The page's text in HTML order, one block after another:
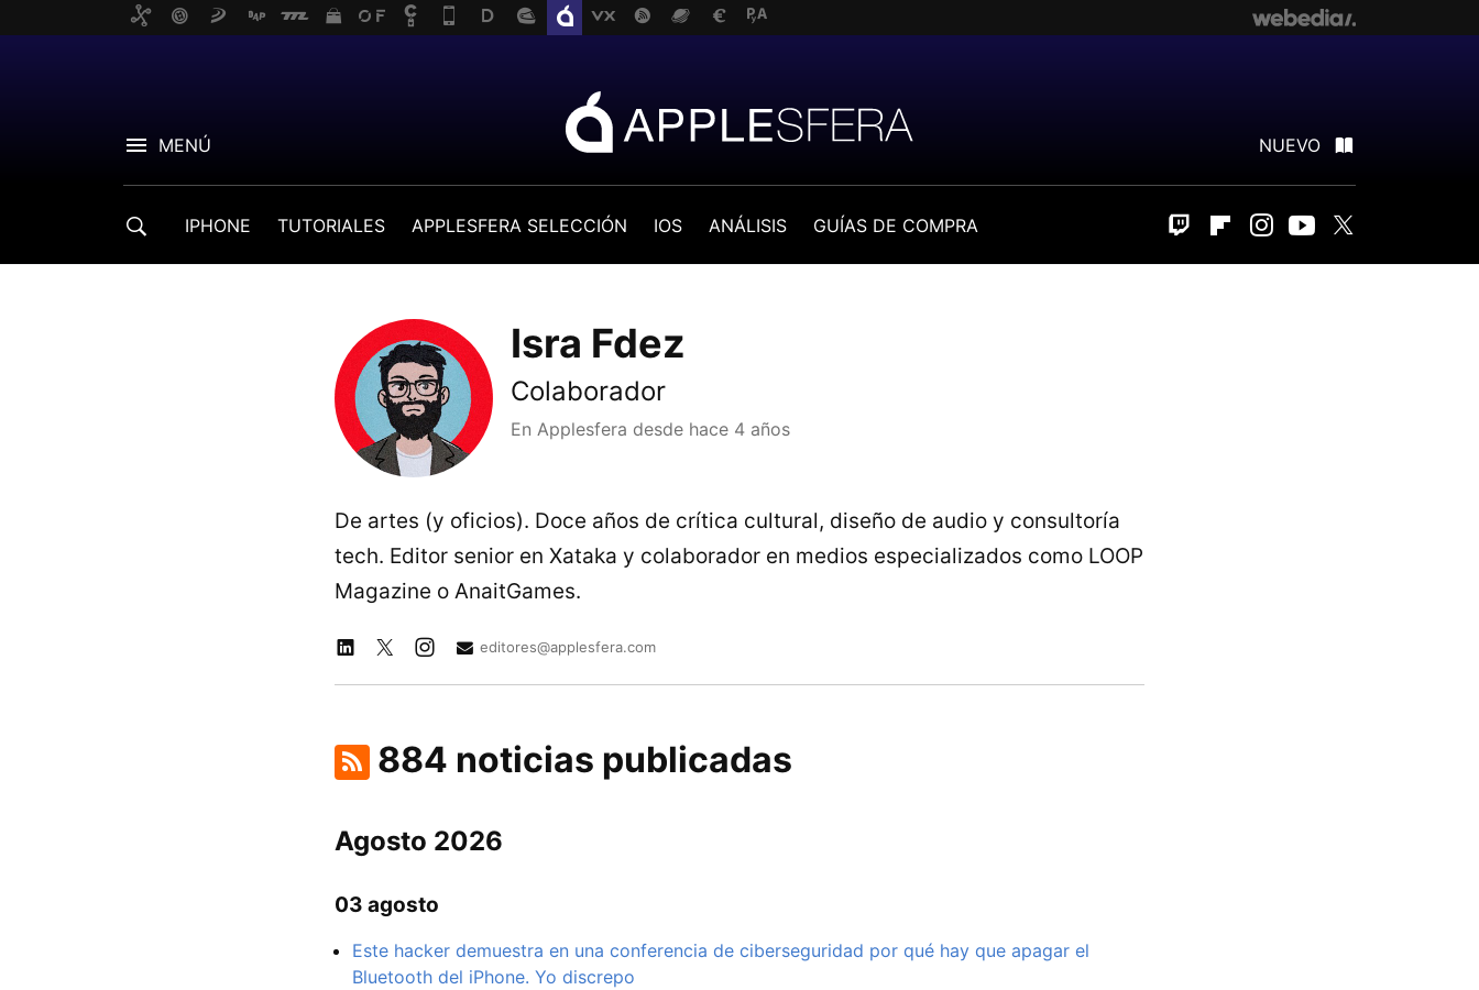
MENÚ NUEVO
IPHONE TUTORIALES APPLESFERA SELECCIÓN IOS ANÁLISIS GUÍAS DE COMPRA Twitch FlipboardInstagram
Youtube
Isra Fdez
Colaborador
En Applesfera desde hace 4 años
De artes (y oficios). Doce años de crítica cultural, diseño de audio y consultoría
tech. Editor senior en Xataka y colaborador en medios especializados como LOOP
Magazine o AnaitGames.
editores@applesfera.com
884 noticias publicadas
Agosto 2026
03 agosto
Este hacker demuestra en una conferencia de ciberseguridad por qué hay que apagar el
Bluetooth del iPhone. Yo discrepo